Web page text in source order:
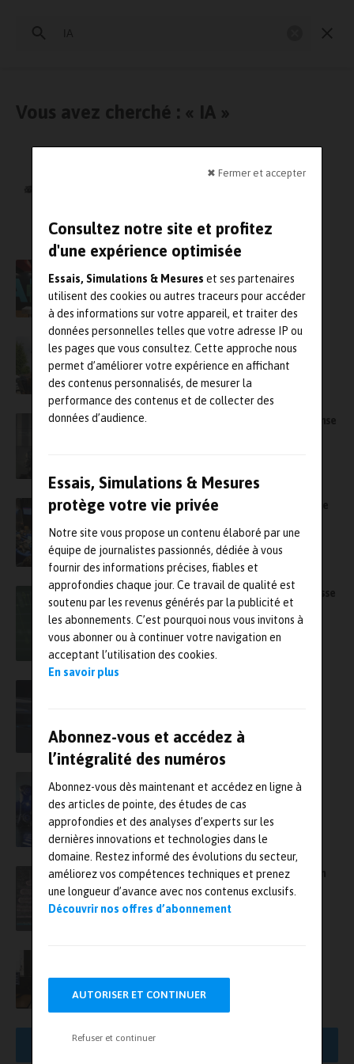
✖ Fermer et accepter
Consultez notre site et profitez
d'une expérience optimisée
Essais, Simulations & Mesures et ses partenaires
utilisent des cookies ou autres traceurs pour accéder
à des informations sur votre appareil, et traiter des
données personnelles telles que votre adresse IP ou
les pages que vous consultez. Cette approche nous
permet d’améliorer votre expérience en affichant
des contenus personnalisés, de mesurer la
performance des contenus et de collecter des
données d’audience.
Essais, Simulations & Mesures
protège votre vie privée
Notre site vous propose un contenu élaboré par une
équipe de journalistes passionnés, dédiée à vous
fournir des informations précises, fiables et
approfondies chaque jour. Ce travail de qualité est
soutenu par les revenus générés par la publicité et
les abonnements. C’est pourquoi nous vous invitons à
vous abonner ou à continuer votre navigation en
acceptant l’utilisation des cookies.
En savoir plus
Abonnez-vous et accédez à
l’intégralité des numéros
Abonnez-vous dès maintenant et accédez en ligne à
des articles de pointe, des études de cas
approfondies et des analyses d’experts sur les
dernières innovations et technologies dans le
domaine. Restez informé des évolutions du secteur,
améliorez vos compétences techniques et prenez
une longueur d’avance avec nos contenus exclusifs.
Découvrir nos offres d’abonnement
AUTORISER ET CONTINUER
Refuser et continuer
Vous avez cherché : « IA »
équiper les drones des capacités ROEM
partenariat stratégique pour accélérer
l’innovation industrielle
L’ingénierie vibratoire avancée : pilier de la
furtivité acoustique et de la fiabilité des
systèmes de défense
Eurosatory 2026 : le salon mondial de la défense
8e édition NRTW sur la « Fiabilité électronique
Comment Classiq et NVidia boostent la vitesse
des simulations quantiques
Scanner 3D : InnovMetric et Faro Creaform
renforcent leur partenariat
Semi-conducteurs : Siemens fait l’acquisition
de Canopus AI pour introduire la métrologie
basée sur l’IA
AFFICHER PLUS DE RÉSULTATS